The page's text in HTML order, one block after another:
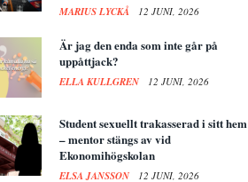
MARIUS LYCKÅ 12 JUNI, 2026
Är jag den enda som inte går på
uppåttjack?
ELLA KULLGREN 12 JUNI, 2026
Student sexuellt trakasserad i sitt hem
– mentor stängs av vid
Ekonomihögskolan
ELSA JANSSON 12 JUNI, 2026